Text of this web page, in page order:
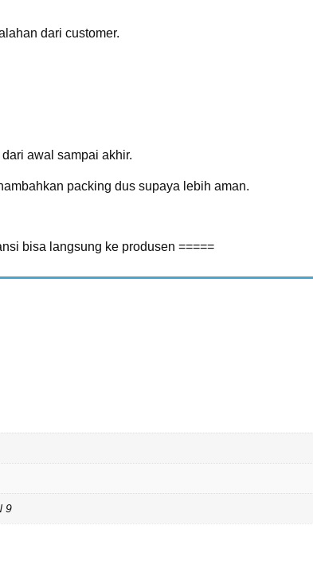
dari customer.
awal sampai akhir.
packing dus supaya lebih aman.
bisa langsung ke produsen =====
9